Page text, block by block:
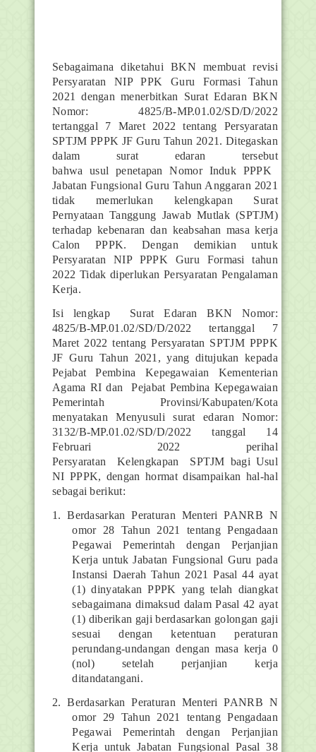
Sebagaimana diketahui BKN membuat revisi
Persyaratan NIP PPK Guru Formasi Tahun
2021 dengan menerbitkan Surat Edaran BKN
Nomor: 4825/B-MP.01.02/SD/D/2022
tertanggal 7 Maret 2022 tentang Persyaratan
SPTJM PPPK JF Guru Tahun 2021. Ditegaskan
dalam surat edaran tersebut
bahwa
usul penetapan Nomor Induk PPPK
Jabatan Fungsional Guru Tahun Anggaran 2021
tidak memerlukan kelengkapan Surat
Pernyataan Tanggung Jawab Mutlak (SPTJM)
terhadap kebenaran dan keabsahan masa kerja
Calon PPPK. Dengan demikian untuk
Persyaratan NIP PPPK Guru Formasi tahun
2022 Tidak diperlukan Persyaratan Pengalaman
Kerja.
Isi lengkap
Surat Edaran BKN Nomor:
4825/B-MP.01.02/SD/D/2022 tertanggal 7
Maret 2022 tentang Persyaratan SPTJM PPPK
JF Guru Tahun 2021, yang ditujukan kepada
Pejabat Pembina Kepegawaian Kementerian
Agama RI dan
Pejabat Pembina Kepegawaian
Pemerintah Provinsi/Kabupaten/Kota
menyatakan Menyusuli surat edaran Nomor:
3132/B-MP.01.02/SD/D/2022 tanggal 14
Februari 2022 perihal
Persyaratan
Kelengkapan
SPTJM bagi Usul
NI PPPK, dengan hormat disampaikan hal-hal
sebagai berikut:
1.
Berdasarkan Peraturan Menteri PANRB N
omor
28 Tahun 2021 tentang Pengadaan
Pegawai Pemerintah dengan Perjanjian
Kerja untuk Jabatan Fungsional Guru pada
Instansi Daerah Tahun 2021 Pasal 44 ayat
(1) dinyatakan PPPK yang telah diangkat
sebagaimana dimaksud dalam Pasal 42 ayat
(1) diberikan gaji berdasarkan golongan gaji
sesuai dengan ketentuan peraturan
perundang-undangan dengan masa kerja 0
(nol) setelah perjanjian kerja
ditandatangani.
2.
Berdasarkan Peraturan Menteri PANRB N
omor
29 Tahun 2021 tentang Pengadaan
Pegawai Pemerintah dengan Perjanjian
Kerja untuk Jabatan Fungsional Pasal 38